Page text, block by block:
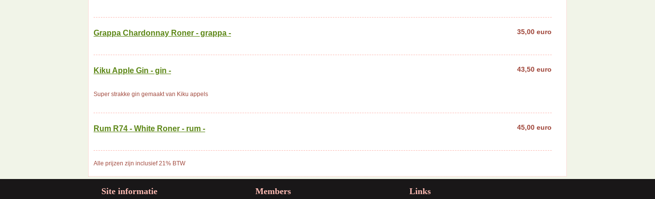
Grappa Chardonnay Roner - grappa - 35,00 euro
Kiku Apple Gin - gin - 43,50 euro
Super strakke gin gemaakt van Kiku appels
Rum R74 - White Roner - rum - 45,00 euro
Alle prijzen zijn inclusief 21% BTW
Site informatie Members Links